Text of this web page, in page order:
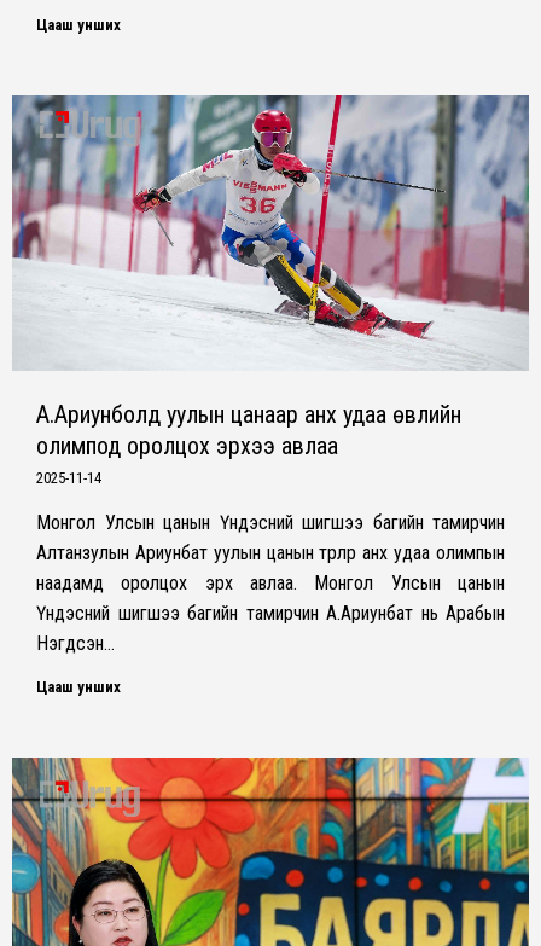
Цааш унших
А.Ариунболд уулын цанаар анх удаа өвлийн
олимпод оролцох эрхээ авлаа
2025-11-14
Монгол Улсын цанын Үндэсний шигшээ багийн тамирчин
Алтанзулын Ариунбат уулын цанын төрлөөр анх удаа олимпын
наадамд оролцох эрх авлаа. Монгол Улсын цанын
Үндэсний шигшээ багийн тамирчин А.Ариунбат нь Арабын
Нэгдсэн…
Цааш унших